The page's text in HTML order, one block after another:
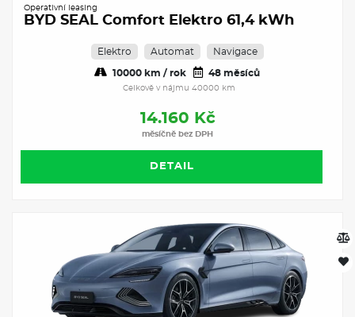
Operativní leasing
BYD SEAL Comfort Elektro 61,4 kWh
Elektro Automat Navigace
10000 km / rok 48 měsíců
Celkově v nájmu 40000 km
14.160 Kč
měsíčně bez DPH
DETAIL